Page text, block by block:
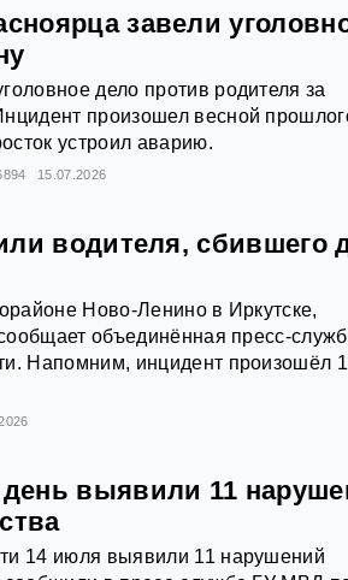
завели
дело против родителя за
произошел весной
устроил аварию.
15.07.2026
водителя, сбившего
Ново‑Ленино в Иркутске,
объединённая
Напомним, инцидент произошёл
выявили 11
14 июля выявили 11 нарушений